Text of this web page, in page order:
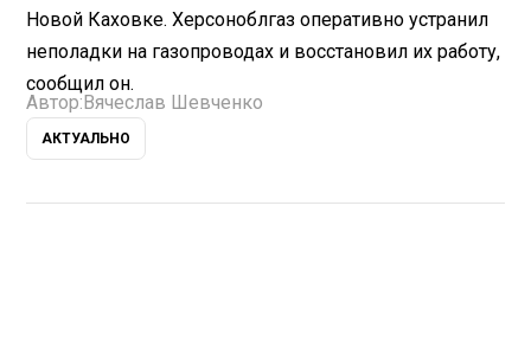
Новой Каховке. Херсоноблгаз оперативно устранил
неполадки на газопроводах и восстановил их работу,
сообщил он.
Автор: Вячеслав Шевченко
АКТУАЛЬНО